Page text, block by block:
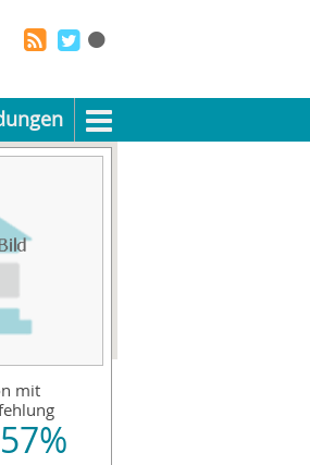
mit
57%